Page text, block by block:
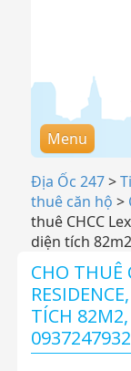
Menu
Địa Ốc 247>
thuê căn hộ >
thuê CHCC
diện tích
CHO THUÊ
TÍCH
0937247932